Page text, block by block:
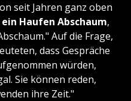
seit Jahren ganz oben
Haufen Abschaum,
Auf die Frage,
dass Gespräche
würden,
Sie können reden,
ihre Zeit."